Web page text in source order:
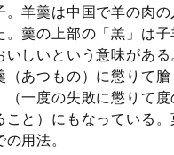
。羊羹は中国で羊の肉の
羹の上部の「羔」は子
いしいという意味がある
（あつもの）に懲りて膾
（一度の失敗に懲りて度
こと）にもなっている。
用法。